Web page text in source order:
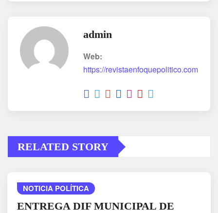
admin
Web:
https://revistaenfoquepolitico.com
RELATED STORY
NOTICIA POLÍTICA
ENTREGA DIF MUNICIPAL DE